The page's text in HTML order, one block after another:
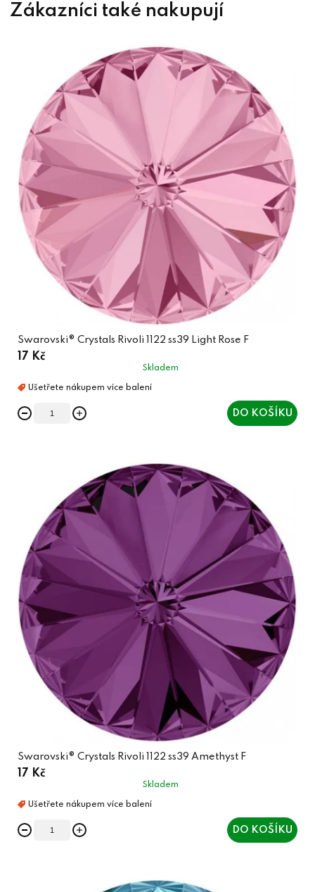
Swarovski® Crystals Rivoli 1122 ss39 Light Rose F
17 Kč
Skladem
DO KOŠÍKU
Swarovski® Crystals Rivoli 1122 ss39 Amethyst F
17 Kč
Skladem
DO KOŠÍKU